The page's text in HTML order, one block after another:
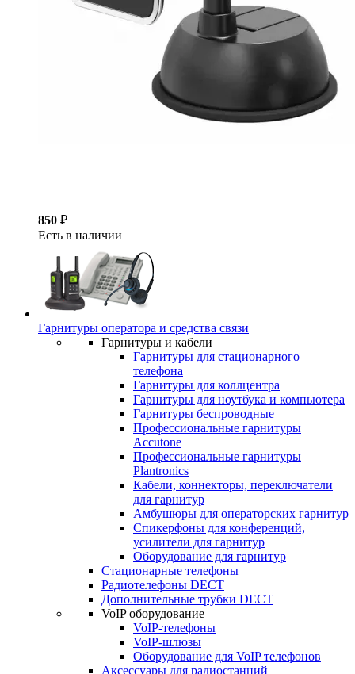
850 ₽
Есть в наличии
Гарнитуры оператора и средства связи
Гарнитуры и кабели
Гарнитуры для стационарного
телефона
Гарнитуры для коллцентра
Гарнитуры для ноутбука и компьютера
Гарнитуры беспроводные
Профессиональные гарнитуры
Accutone
Профессиональные гарнитуры
Plantronics
Кабели, коннекторы, переключатели
для гарнитур
Амбушюры для операторских гарнитур
Cпикерфоны для конференций,
усилители для гарнитур
Оборудование для гарнитур
Стационарные телефоны
Радиотелефоны DECT
Дополнительные трубки DECT
VoIP оборудование
VoIP-телефоны
VoIP-шлюзы
Оборудование для VoIP телефонов
Аксессуары для радиостанций